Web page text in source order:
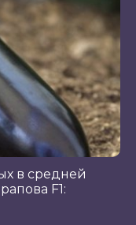
в средней
F1: